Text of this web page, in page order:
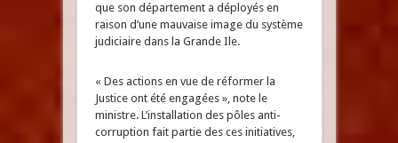
que son département a déployés en
raison d’une mauvaise image du système
judiciaire dans la Grande Ile.
« Des actions en vue de réformer la
Justice ont été engagées », note le
ministre. L’installation des pôles anti-
corruption fait partie des ces initiatives,